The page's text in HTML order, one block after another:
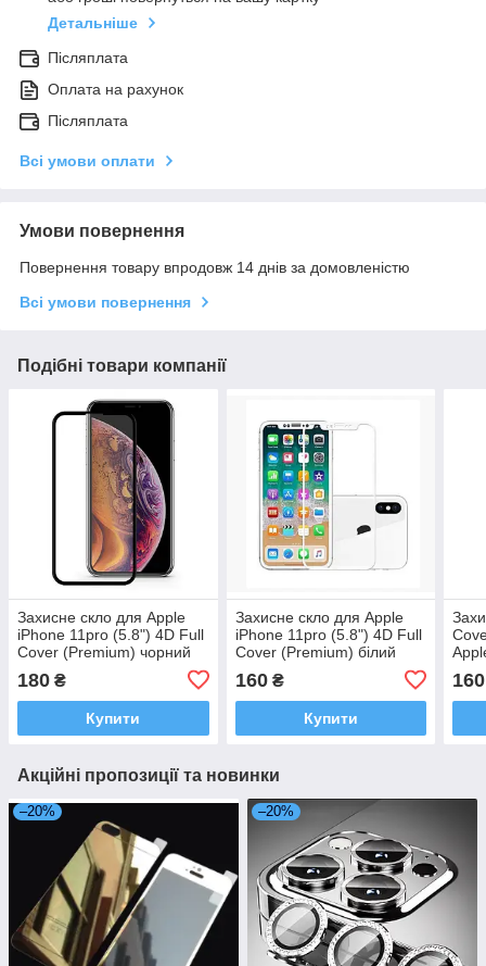
Детальніше
Післяплата
Оплата на рахунок
Післяплата
Всі умови оплати
Умови повернення
Повернення товару впродовж 14 днів за домовленістю
Всі умови повернення
Подібні товари компанії
Захисне скло для Apple
iPhone 11pro (5.8") 4D Full
Cover (Premium) чорний
180 ₴
Купити
Захисне скло для Apple
iPhone 11pro (5.8") 4D Full
Cover (Premium) білий
160₴
Купити
160
Акційні пропозиції та новинки
–20% –20%